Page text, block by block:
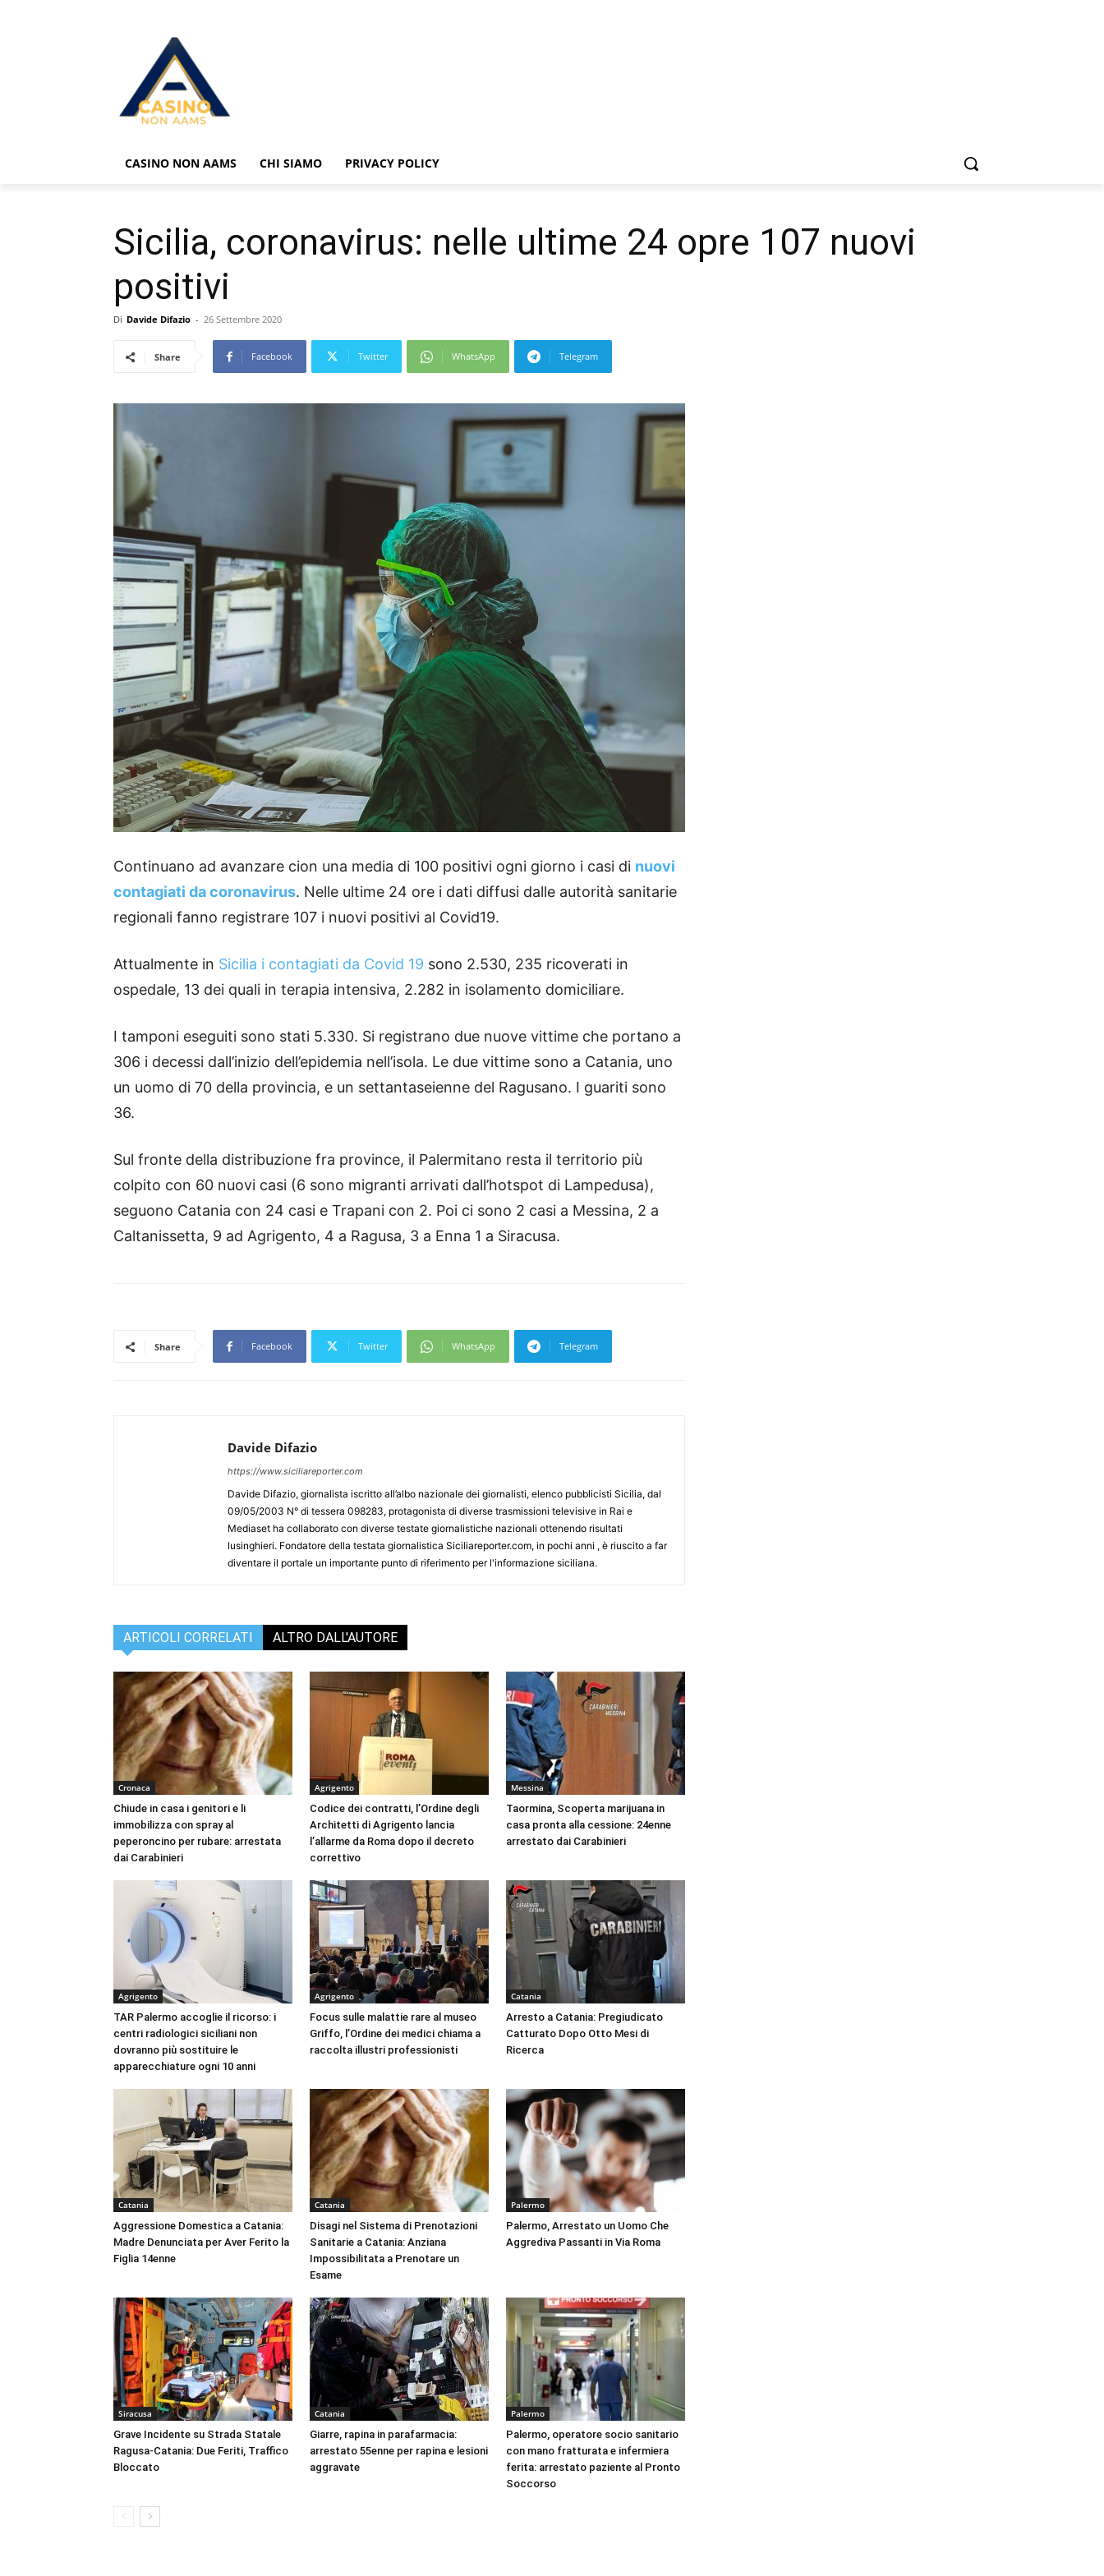
CASINO NON AAMS CHI SIAMO PRIVACY POLICY
Sicilia, coronavirus: nelle ultime 24 opre 107 nuovi
positivi
Di Davide Difazio - 26 Settembre 2020
Share Facebook Twitter WhatsApp Telegram
Continuano ad avanzare cion una media di 100 positivi ogni giorno i casi di nuovi
contagiati da coronavirus. Nelle ultime 24 ore i dati diffusi dalle autorità sanitarie
regionali fanno registrare 107 i nuovi positivi al Covid19.
Attualmente in Sicilia i contagiati da Covid 19 sono 2.530, 235 ricoverati in
ospedale, 13 dei quali in terapia intensiva, 2.282 in isolamento domiciliare.
I tamponi eseguiti sono stati 5.330. Si registrano due nuove vittime che portano a
306 i decessi dall’inizio dell’epidemia nell’isola. Le due vittime sono a Catania, uno
un uomo di 70 della provincia, e un settantaseienne del Ragusano. I guariti sono
36.
Sul fronte della distribuzione fra province, il Palermitano resta il territorio più
colpito con 60 nuovi casi (6 sono migranti arrivati dall’hotspot di Lampedusa),
seguono Catania con 24 casi e Trapani con 2. Poi ci sono 2 casi a Messina, 2 a
Caltanissetta, 9 ad Agrigento, 4 a Ragusa, 3 a Enna 1 a Siracusa.
Share Facebook Twitter WhatsApp Telegram
Davide Difazio
https://www.siciliareporter.com
Davide Difazio, giornalista iscritto all’albo nazionale dei giornalisti, elenco pubblicisti Sicilia, dal
09/05/2003 N° di tessera 098283, protagonista di diverse trasmissioni televisive in Rai e
Mediaset ha collaborato con diverse testate giornalistiche nazionali ottenendo risultati
lusinghieri. Fondatore della testata giornalistica Siciliareporter.com, in pochi anni , è riuscito a far
diventare il portale un importante punto di riferimento per l'informazione siciliana.
ARTICOLI CORRELATI ALTRO DALL'AUTORE
Cronaca
Chiude in casa i genitori e li
immobilizza con spray al
peperoncino per rubare: arrestata
dai Carabinieri
Agrigento
Codice dei contratti, l’Ordine degli
Architetti di Agrigento lancia
l’allarme da Roma dopo il decreto
correttivo
Messina
Taormina, Scoperta marijuana in
casa pronta alla cessione: 24enne
arrestato dai Carabinieri
Agrigento
TAR Palermo accoglie il ricorso: i
centri radiologici siciliani non
dovranno più sostituire le
apparecchiature ogni 10 anni
Agrigento
Focus sulle malattie rare al museo
Griffo, l’Ordine dei medici chiama a
raccolta illustri professionisti
Catania
Arresto a Catania: Pregiudicato
Catturato Dopo Otto Mesi di
Ricerca
Catania
Aggressione Domestica a Catania:
Madre Denunciata per Aver Ferito la
Figlia 14enne
Catania
Disagi nel Sistema di Prenotazioni
Sanitarie a Catania: Anziana
Impossibilitata a Prenotare un
Esame
Palermo
Palermo, Arrestato un Uomo Che
Aggrediva Passanti in Via Roma
Siracusa
Grave Incidente su Strada Statale
Ragusa-Catania: Due Feriti, Traffico
Bloccato
Catania
Giarre, rapina in parafarmacia:
arrestato 55enne per rapina e lesioni
aggravate
Palermo
Palermo, operatore socio sanitario
con mano fratturata e infermiera
ferita: arrestato paziente al Pronto
Soccorso